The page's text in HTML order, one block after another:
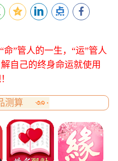
”管人的一生，“运”管人
自己的终身命运就使用
测算